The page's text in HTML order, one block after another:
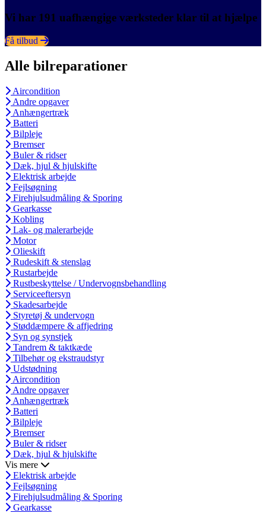
Vi har 191 uafhængige værksteder klar til at hjælpe
Få tilbud
Alle bilreparationer
Aircondition
Andre opgaver
Anhængertræk
Batteri
Bilpleje
Bremser
Buler & ridser
Dæk, hjul & hjulskifte
Elektrisk arbejde
Fejlsøgning
Firehjulsudmåling & Sporing
Gearkasse
Kobling
Lak- og malerarbejde
Motor
Olieskift
Rudeskift & stenslag
Rustarbejde
Rustbeskyttelse / Undervognsbehandling
Serviceeftersyn
Skadesarbejde
Styretøj & undervogn
Støddæmpere & affjedring
Syn og synstjek
Tandrem & taktkæde
Tilbehør og ekstraudstyr
Udstødning
Aircondition
Andre opgaver
Anhængertræk
Batteri
Bilpleje
Bremser
Buler & ridser
Dæk, hjul & hjulskifte
Vis mere
Elektrisk arbejde
Fejlsøgning
Firehjulsudmåling & Sporing
Gearkasse